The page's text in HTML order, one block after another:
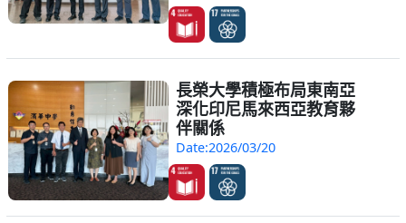
長榮大學積極布局東南亞
深化印尼馬來西亞教育夥
伴關係
Date:2026/03/20